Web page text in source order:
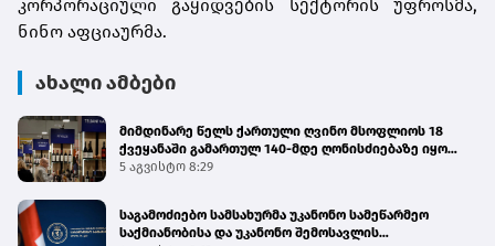
კორპორაციული გაყიდვების სექტორის უფროსმა,
ნინო აფციაურმა.
ახალი ამბები
მიმდინარე წელს ქართული ღვინო მსოფლიოს 18
ქვეყანაში გამართულ 140-მდე ღონისძიებაზე იყო
წარმოდგენილი
5 აგვისტო 8:29
საგამოძიებო სამსახურმა უკანონო სამეწარმეო
საქმიანობისა და უკანონო შემოსავლის